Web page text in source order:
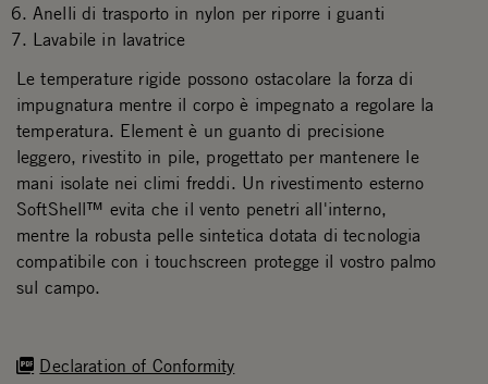
Anelli di trasporto in nylon per riporre i guanti
Lavabile in lavatrice
Declaration of Conformity
Le temperature rigide possono ostacolare la forza di
impugnatura mentre il corpo è impegnato a regolare la
temperatura. Element è un guanto di precisione
leggero, rivestito in pile, progettato per mantenere le
mani isolate nei climi freddi. Un rivestimento esterno
SoftShell™ evita che il vento penetri all'interno,
mentre la robusta pelle sintetica dotata di tecnologia
compatibile con i touchscreen protegge il vostro palmo
sul campo.